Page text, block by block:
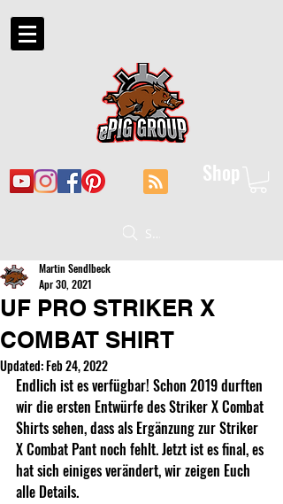
Shop
Suche
UF PRO STRIKER X
COMBAT SHIRT
Martin Sendlbeck
Apr 30, 2021
Updated:Feb 24, 2022
Endlich ist es verfügbar! Schon 2019 durften
wir die ersten Entwürfe des Striker X Combat
Shirts sehen, dass als Ergänzung zur Striker
X Combat Pant noch fehlt. Jetzt ist es final, es
hat sich einiges verändert, wir zeigen Euch
alle Details.